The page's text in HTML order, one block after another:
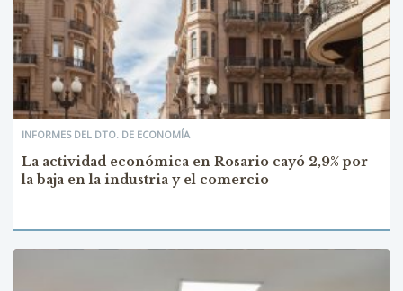
INFORMES DEL DTO. DE ECONOMÍA
La actividad económica en Rosario cayó 2,9% por
la baja en la industria y el comercio